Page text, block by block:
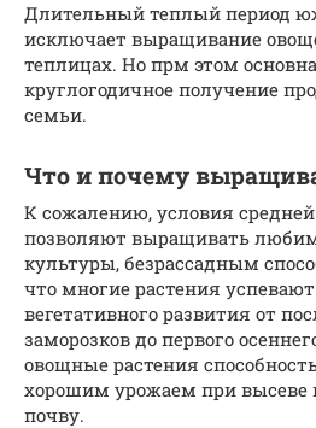
Длительный теплый период
исключает выращивание
теплицах. Но прм этом
круглогодичное получение
семьи.
Что и почему
К сожалению, условия
позволяют выращивать
культуры, безрассадным
что многие растения
вегетативного развития от
заморозков до первого
овощные растения
хорошим урожаем при высеве
почву.